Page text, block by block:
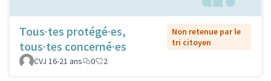
Tous·tes protégé·es,
tous·tes concerné·es
Non retenue par le
tri citoyen
CVJ 16-21 ans
0 2